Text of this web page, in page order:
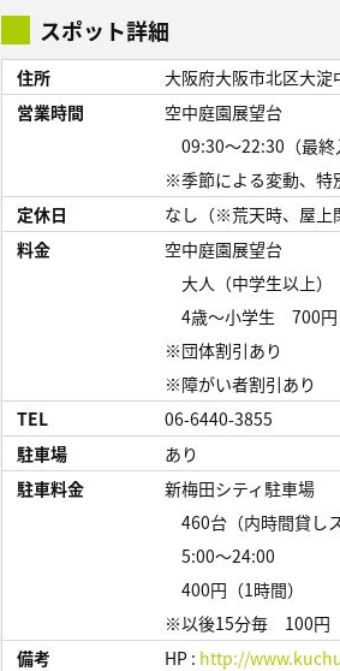
スポット詳細
住所
大阪府大阪市北区大
営業時間
空中庭園展望台
09:30～22:30（最終
※季節による変動、特
定休日
なし（※荒天時、屋上
料金
空中庭園展望台
大人（中学生以上
4歳～小学生 700円
※団体割引あり
※障がい者割引あり
TEL
06-6440-3855
駐車場
あり
駐車料金
新梅田シティ駐車場
460台（内時間貸し
5:00～24:00
400円（1時間）
※以後15分毎 100円
備考
HP : http://